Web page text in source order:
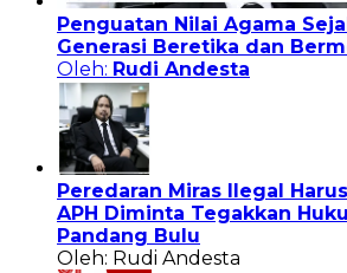
Penguatan Nilai Agama
Generasi Beretika dan
Oleh: Rudi Andesta
Peredaran Miras Ilegal
APH Diminta Tegakkan
Pandang Bulu
Oleh: Rudi Andesta